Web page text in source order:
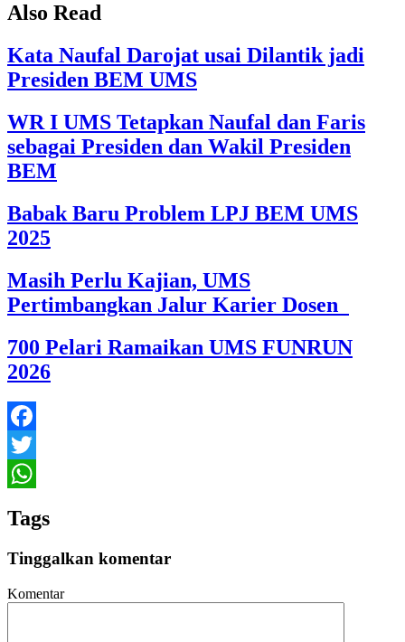
Also Read
Kata Naufal Darojat usai Dilantik jadi
Presiden BEM UMS
WR I UMS Tetapkan Naufal dan Faris
sebagai Presiden dan Wakil Presiden
BEM
Babak Baru Problem LPJ BEM UMS
2025
Masih Perlu Kajian, UMS
Pertimbangkan Jalur Karier Dosen
700 Pelari Ramaikan UMS FUNRUN
2026
Facebook
Twitter
Tags
Tinggalkan komentar
Komentar